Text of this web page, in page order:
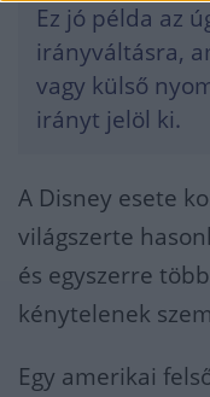
Ez jó példa az
irányváltásra,
vagy külső
irányt jelöl ki.
A Disney esete
világszerte
és egyszerre
kénytelenek
Egy amerikai